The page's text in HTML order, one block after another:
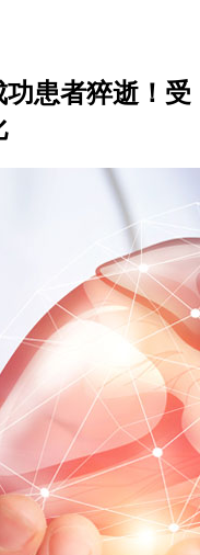
患者猝逝！受